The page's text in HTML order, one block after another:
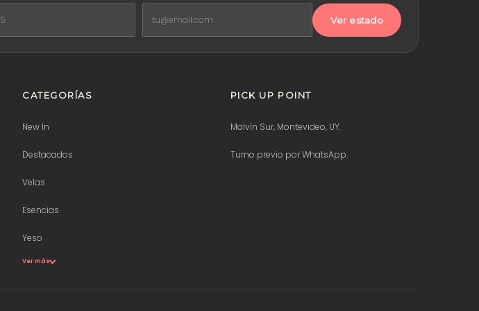
Ver estado
CATEGORÍAS
New In
Destacados
Velas
Esencias
Yeso
Ver más
PICK UP POINT
Malvín Sur, Montevideo, UY.
Turno previo por WhatsApp.